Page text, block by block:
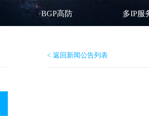
BGP高防 多IP服
< 返回新闻公告列表